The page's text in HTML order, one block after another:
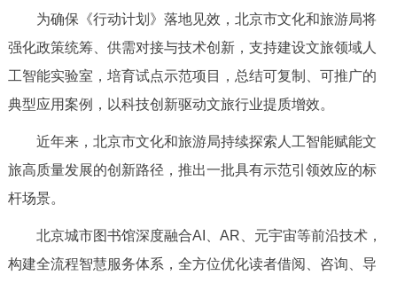
北京概况 十六区概览 人文北京
绿色北京 图说北京 视频北京
ENGLISH 한국어 日本語
ESPAÑOL العربية PORTUGUÊS
为确保《行动计划》落地见效，北京市文化和旅游局将
强化政策统筹、供需对接与技术创新，支持建设文旅领域人
工智能实验室，培育试点示范项目，总结可复制、可推广的
典型应用案例，以科技创新驱动文旅行业提质增效。
近年来，北京市文化和旅游局持续探索人工智能赋能文
旅高质量发展的创新路径，推出一批具有示范引领效应的标
杆场景。
北京城市图书馆深度融合AI、AR、元宇宙等前沿技术，
构建全流程智慧服务体系，全方位优化读者借阅、咨询、导